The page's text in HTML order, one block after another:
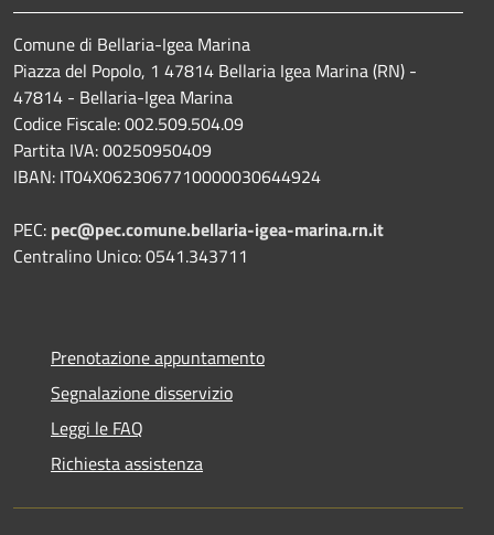
Comune di Bellaria-Igea Marina
Piazza del Popolo, 1 47814 Bellaria Igea Marina (RN) -
47814 - Bellaria-Igea Marina
Codice Fiscale: 002.509.504.09
Partita IVA: 00250950409
IBAN: IT04X0623067710000030644924
PEC: pec@pec.comune.bellaria-igea-marina.rn.it
Centralino Unico: 0541.343711
Prenotazione appuntamento
Segnalazione disservizio
Leggi le FAQ
Richiesta assistenza